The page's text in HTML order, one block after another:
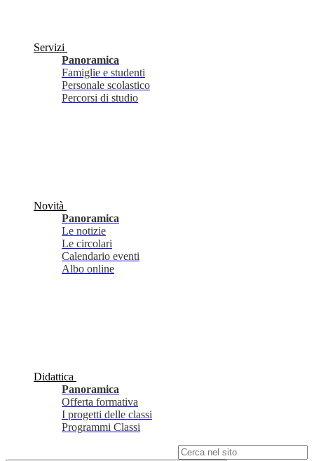
Servizi
Panoramica
Famiglie e studenti
Personale scolastico
Percorsi di studio
Novità
Panoramica
Le notizie
Le circolari
Calendario eventi
Albo online
Didattica
Panoramica
Offerta formativa
I progetti delle classi
Programmi Classi